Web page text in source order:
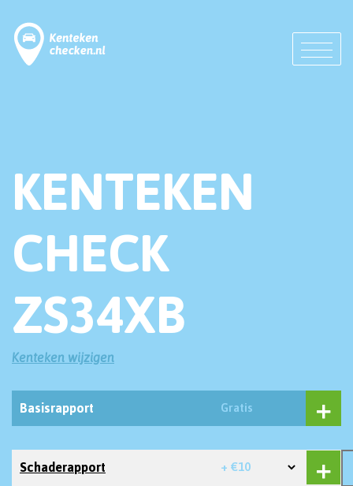
KENTEKEN
CHECK
ZS34XB
Kenteken wijzigen
Basisrapport Gratis
Schaderapport + €10